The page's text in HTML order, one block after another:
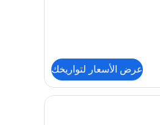
عرض الأسعار لتواريخك
ألحفة محشوة بالريش وخزنة داخل الغرفة ومكتب